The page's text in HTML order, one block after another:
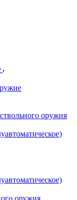
оружия
оружия